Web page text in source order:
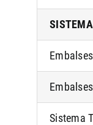
Sistema